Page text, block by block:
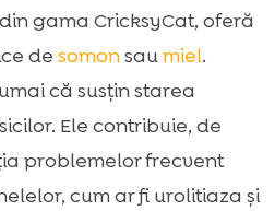
gama CricksyCat, oferă
de somonsaumiel.
că susțin starea
Ele contribuie, de
problemelor frecvent
cum ar fi urolitiaza și